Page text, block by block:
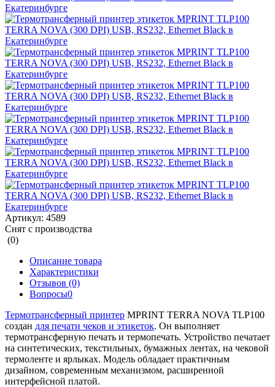
Артикул: 4589
Снят с производства
(0)
Описание товара
Характеристики
Отзывов (0)
Вопросы0
Термотрансферный принтер MPRINT TERRA NOVA TLP100
создан для печати чеков и этикеток. Он выполняет
термотрансферную печать и термопечать. Устройство печатает
на синтетических, текстильных, бумажных лентах, на чековой
термоленте и ярлыках. Модель обладает практичным
дизайном, современным механизмом, расширенной
интерфейсной платой.